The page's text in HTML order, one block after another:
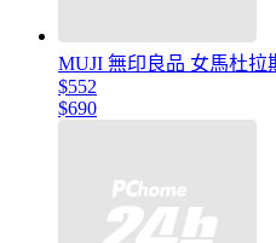
MUJI 無印良品 女馬杜拉
$552
$690